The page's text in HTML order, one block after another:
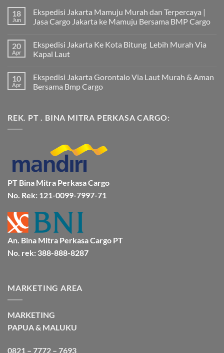
18
Jun
Ekspedisi Jakarta Mamuju Murah dan Terpercaya |
Jasa Cargo Jakarta ke Mamuju Bersama BMP Cargo
komentar
pada
Ekspedisi
Murah
dan
Terpercaya
Jakarta
ke
20
Apr
Ekspedisi Jakarta Ke Kota Bitung Lebih Murah Via
Kapal Laut
komentar
pada
Ekspedisi
Bitung
Lebih
10
Apr
Ekspedisi Jakarta Gorontalo Via Laut Murah & Aman
Bersama Bmp Cargo
pada
Ekspedisi
&
Aman
Bersama
Bmp
Cargo
REK. PT . BINA MITRA PERKASA CARGO:
PT Bina Mitra Perkasa Cargo
No. Rek: 121-0099-7997-71
An. Bina Mitra Perkasa Cargo PT
No. rek: 388-888-8287
MARKETING AREA
MARKETING
PAPUA & MALUKU
0821 – 7772 – 7693